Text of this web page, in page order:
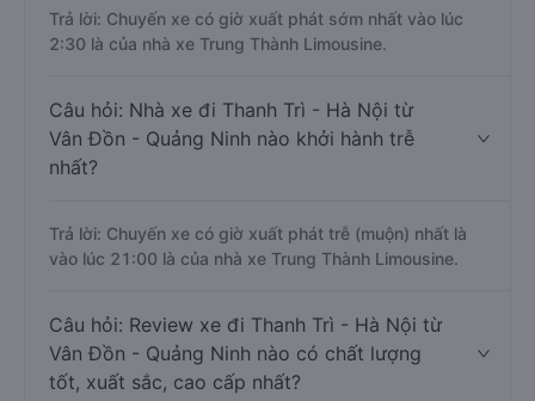
Trả lời: Chuyến xe có giờ xuất phát sớm nhất vào lúc
2:30 là của nhà xe Trung Thành Limousine.
Câu hỏi: Nhà xe đi Thanh Trì - Hà Nội từ
Vân Đồn - Quảng Ninh nào khởi hành trễ
nhất?
Trả lời: Chuyến xe có giờ xuất phát trễ (muộn) nhất là
vào lúc 21:00 là của nhà xe Trung Thành Limousine.
Câu hỏi: Review xe đi Thanh Trì - Hà Nội từ
Vân Đồn - Quảng Ninh nào có chất lượng
tốt, xuất sắc, cao cấp nhất?